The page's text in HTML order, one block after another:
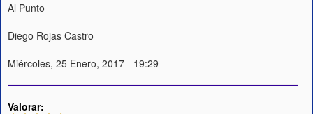
Al Punto
Diego Rojas Castro
Miércoles, 25 Enero, 2017 - 19:29
Valorar: